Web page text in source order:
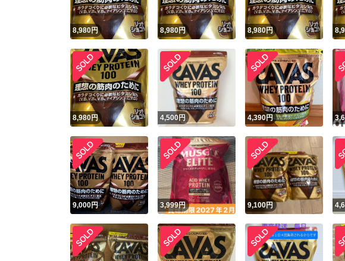
8,980円 8,980円 8,980円
8,980円 4,500円 4,390円
9,000円 3,999円 9,100円